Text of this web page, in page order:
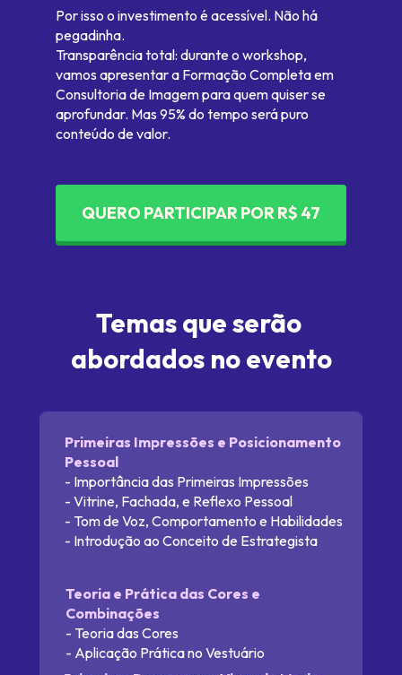
Por isso o investimento é acessível. Não há
pegadinha.
Transparência total: durante o workshop,
vamos apresentar a Formação Completa em
Consultoria de Imagem para quem quiser se
aprofundar. Mas 95% do tempo será puro
conteúdo de valor.
QUERO PARTICIPAR POR R$ 47
Temas que serão
abordados no evento
Teoria e Prática das Cores e
Combinações
- Teoria das Cores
- Aplicação Prática no Vestuário
Primeiras Impressões e Posicionamento
Pessoal
- Importância das Primeiras Impressões
- Vitrine, Fachada, e Reflexo Pessoal
- Tom de Voz, Comportamento e Habilidades
- Introdução ao Conceito de Estrategista